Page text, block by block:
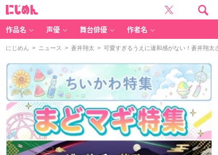
作品名 声優 舞台俳優 作者名
にじめん > ニュース > 蒼井翔太 > 可愛すぎるうえに違和感がない！蒼井翔太